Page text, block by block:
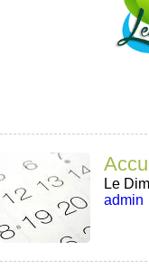
Le
admin